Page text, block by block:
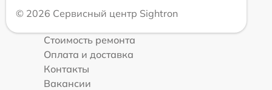
© 2026 Сервисный центр Sightron
Стоимость ремонта
Оплата и доставка
Контакты
Вакансии